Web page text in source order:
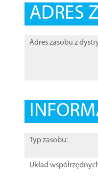
ADRES
Adres zasobu z
Typ zasobu:
Układ